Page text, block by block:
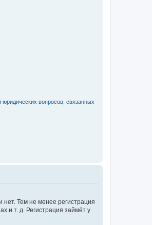
юридических вопросов, связанных
Тем не менее регистрация
и т. д. Регистрация займёт у